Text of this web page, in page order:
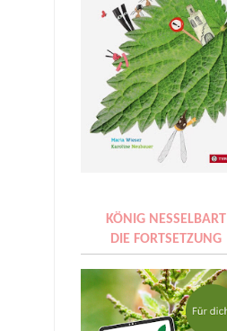
KÖNIG NESSELBART
DIE FORTSETZUNG